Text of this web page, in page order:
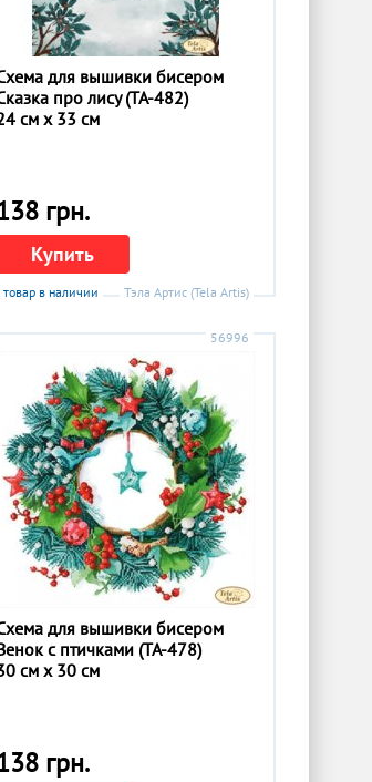
для вышивки бисером
про лису (ТА-482)
см x 33 см
грн.
Купить
товар в наличии Тэла Артис (Tela Artis)
56996
для вышивки бисером
с птичками (ТА-478)
см x 30 см
грн.